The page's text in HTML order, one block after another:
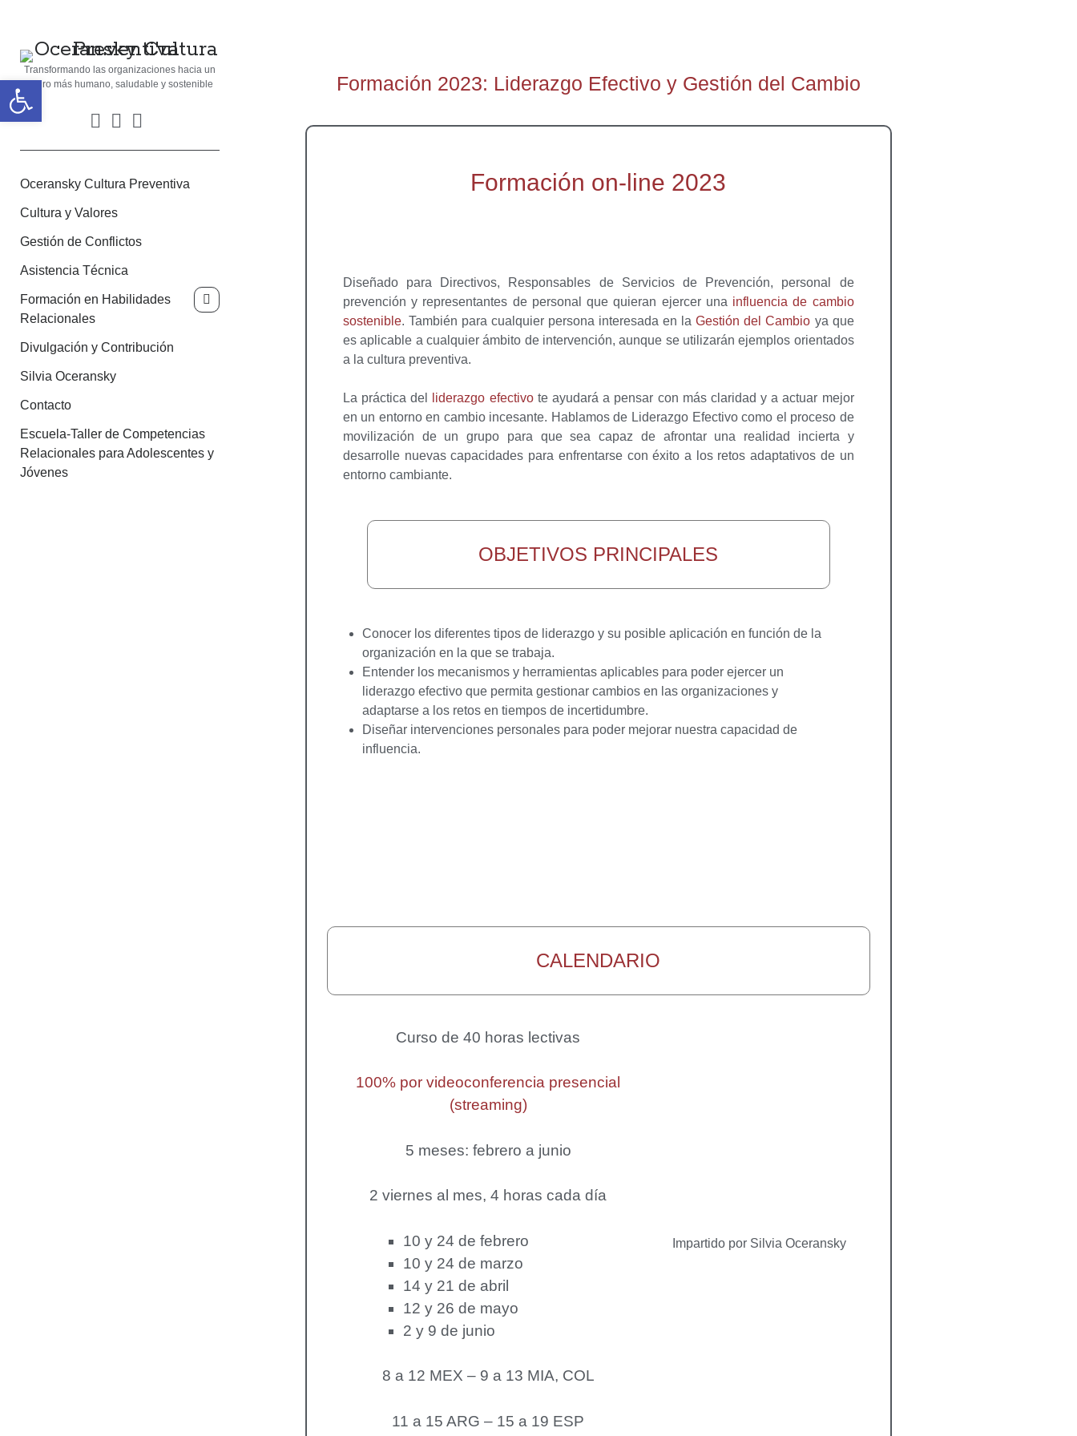
Transformando las organizaciones hacia un
futuro más humano, saludable y sostenible
Oceransky Cultura Preventiva
Cultura y Valores
Gestión de Conflictos
Asistencia Técnica
Formación en Habilidades
Relacionales
Divulgación y Contribución
Silvia Oceransky
Contacto
Escuela-Taller de Competencias
Relacionales para Adolescentes y
Jóvenes
Formación 2023: Liderazgo Efectivo y Gestión del Cambio
Formación on-line 2023
Diseñado para Directivos, Responsables de Servicios de Prevención, personal de
prevención y representantes de personal que quieran ejercer una influencia de cambio
sostenible. También para cualquier persona interesada en laGestión del Cambio ya que
es aplicable a cualquier ámbito de intervención, aunque se utilizarán ejemplos orientados
a la cultura preventiva.
La práctica del liderazgo efectivote ayudará a pensar con más claridad y a actuar mejor
en un entorno en cambio incesante. Hablamos de Liderazgo Efectivocomo el proceso de
movilización de un grupo para que sea capaz de afrontar una realidad incierta y
desarrolle nuevas capacidades para enfrentarse con éxito a los retos adaptativos de un
entorno cambiante.
OBJETIVOS PRINCIPALES
Conocer los diferentes tipos de liderazgo y su posible aplicación en función de la
organización en la que se trabaja.
Entender los mecanismos y herramientas aplicables para poder ejercer un
liderazgo efectivo que permita gestionar cambios en las organizaciones y
adaptarse a los retos en tiempos de incertidumbre.
Diseñar intervenciones personales para poder mejorar nuestra capacidad de
influencia.
CALENDARIO
Curso de 40 horas lectivas
100% por videoconferencia presencial
(streaming)
5 meses: febrero a junio
2 viernes al mes, 4 horas cada día
10 y 24 de febrero
10 y 24 de marzo
14 y 21 de abril
12 y 26 de mayo
2 y 9 de junio
8 a 12 MEX – 9 a 13 MIA, COL
11 a 15 ARG – 15 a 19 ESP
Impartido por Silvia Oceransky
Abrir barra de herramientas